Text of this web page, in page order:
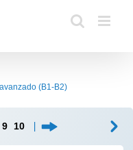
(B1-B2)
9 10